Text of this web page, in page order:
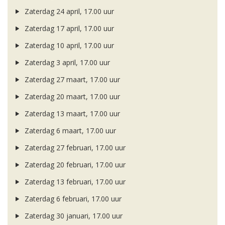
Zaterdag 24 april, 17.00 uur
Zaterdag 17 april, 17.00 uur
Zaterdag 10 april, 17.00 uur
Zaterdag 3 april, 17.00 uur
Zaterdag 27 maart, 17.00 uur
Zaterdag 20 maart, 17.00 uur
Zaterdag 13 maart, 17.00 uur
Zaterdag 6 maart, 17.00 uur
Zaterdag 27 februari, 17.00 uur
Zaterdag 20 februari, 17.00 uur
Zaterdag 13 februari, 17.00 uur
Zaterdag 6 februari, 17.00 uur
Zaterdag 30 januari, 17.00 uur